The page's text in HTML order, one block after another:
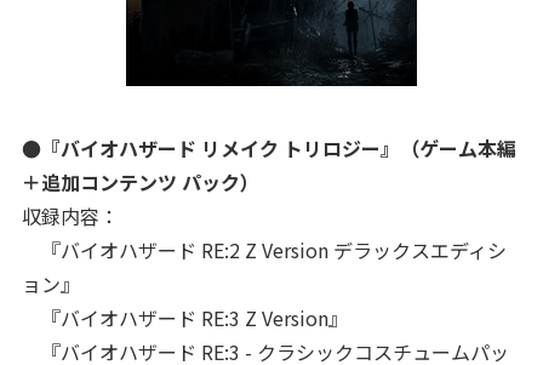
●『バイオハザード リメイク トリロジー』（ゲーム本編
＋追加コンテンツ パック）
収録内容：
『バイオハザード RE:2 Z Version デラックスエディシ
ョン』
『バイオハザード RE:3 Z Version』
『バイオハザード RE:3 - クラシックコスチュームパッ